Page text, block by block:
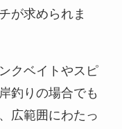
が求められま
クベイトやスピ
釣りの場合でも
広範囲にわたっ